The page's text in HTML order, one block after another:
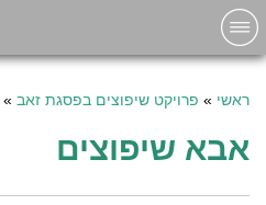
ראשי » פרויקט שיפוצים בפסגת זאב »
אבא שיפוצים